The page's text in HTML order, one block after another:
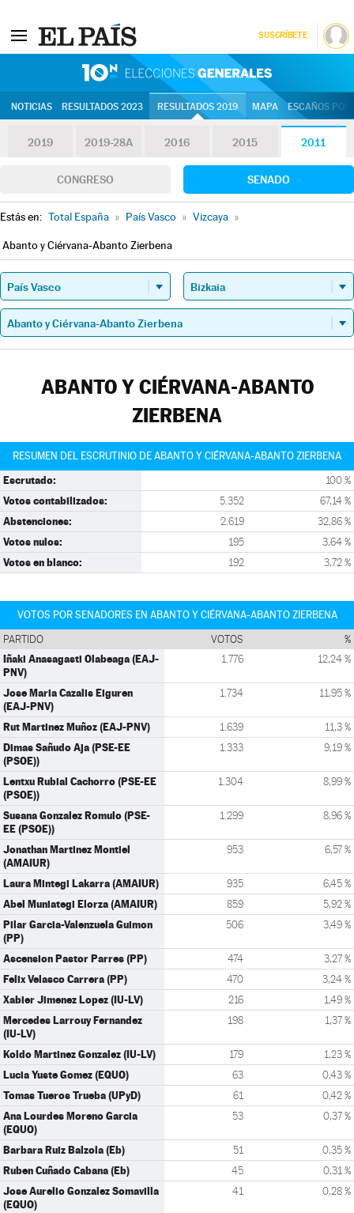
SUSCRÍBETE
NOTICIAS RESULTADOS 2023 RESULTADOS 2019 MAPA ESCAÑOS
2019 2019-28A 2016 2015 2011
CONGRESO SENADO
Estás en: Total España » País Vasco » Vizcaya »
Abanto y Ciérvana-Abanto Zierbena
ABANTO Y CIÉRVANA-ABANTO
ZIERBENA
RESUMEN DEL ESCRUTINIO DE ABANTO Y CIÉRVANA-ABANTO ZIERBENA
Escrutado: 100 %
Votos contabilizados: 5.352 67,14 %
Abstenciones: 2.619 32,86 %
Votos nulos: 195 3,64 %
Votos en blanco: 192 3,72 %
VOTOS POR SENADORES EN ABANTO Y CIÉRVANA-ABANTO ZIERBENA
PARTIDO VOTOS %
Iñaki Anasagasti Olabeaga (EAJ-
PNV)
1.776 12,24 %
Jose Maria Cazalis Eiguren
(EAJ-PNV)
1.734 11,95 %
Rut Martinez Muñoz (EAJ-PNV) 1.639 11,3 %
Dimas Sañudo Aja (PSE-EE
(PSOE))
1.333 9,19 %
Lentxu Rubial Cachorro (PSE-EE
(PSOE))
1.304 8,99 %
Susana Gonzalez Romulo (PSE-
EE (PSOE))
1.299 8,96 %
Jonathan Martinez Montiel
(AMAIUR)
953 6,57 %
Laura Mintegi Lakarra (AMAIUR) 935 6,45 %
Abel Muniategi Elorza (AMAIUR) 859 5,92 %
Pilar Garcia-Valenzuela Guimon
(PP)
506 3,49 %
Ascension Pastor Parres (PP) 474 3,27 %
Felix Velasco Carrera (PP) 470 3,24 %
Xabier Jimenez Lopez (IU-LV) 216 1,49 %
Mercedes Larrouy Fernandez
(IU-LV)
198 1,37 %
Koldo Martinez Gonzalez (IU-LV) 179 1,23 %
Lucia Yuste Gomez (EQUO) 63 0,43 %
Tomas Tueros Trueba (UPyD) 61 0,42 %
Ana Lourdes Moreno Garcia
(EQUO)
53 0,37 %
Barbara Ruiz Balzola (Eb) 51 0,35 %
Ruben Cuñado Cabana (Eb) 45 0,31 %
Jose Aurelio Gonzalez Somavilla
(EQUO)
41 0,28 %